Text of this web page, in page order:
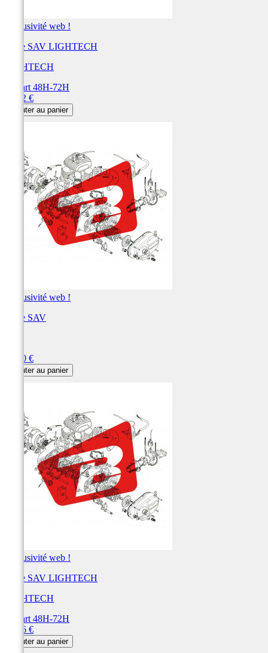
Exclusivité web !
Pièce SAV LIGHTECH
LIGHTECH
Départ 48H-72H
66,42 €
Ajouter au panier
Exclusivité web !
Pièce SAV
57,60 €
Ajouter au panier
Exclusivité web !
Pièce SAV LIGHTECH
LIGHTECH
Départ 48H-72H
55,56 €
Ajouter au panier